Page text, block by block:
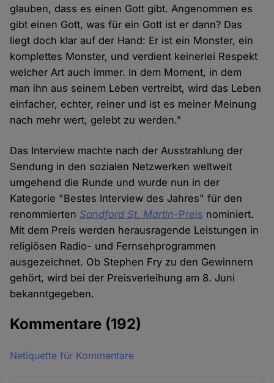
glauben, dass es einen Gott gibt. Angenommen es
gibt einen Gott, was für ein Gott ist er dann? Das
liegt doch klar auf der Hand: Er ist ein Monster, ein
komplettes Monster, und verdient keinerlei Respekt
welcher Art auch immer. In dem Moment, in dem
man ihn aus seinem Leben vertreibt, wird das Leben
einfacher, echter, reiner und ist es meiner Meinung
nach mehr wert, gelebt zu werden."
Das Interview machte nach der Ausstrahlung der
Sendung in den sozialen Netzwerken weltweit
umgehend die Runde und wurde nun in der
Kategorie "Bestes Interview des Jahres" für den
renommierten Sandford St. Martin-Preis nominiert.
Mit dem Preis werden herausragende Leistungen in
religiösen Radio- und Fernsehprogrammen
ausgezeichnet. Ob Stephen Fry zu den Gewinnern
gehört, wird bei der Preisverleihung am 8. Juni
bekanntgegeben.
Kommentare (192)
Netiquette für Kommentare